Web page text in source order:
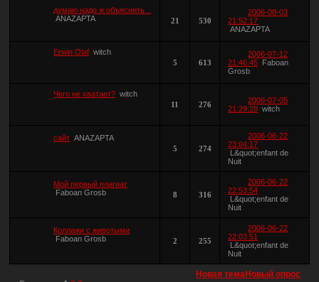
думаю надо ж объяснить...
ANAZAPTA
21 530
2006-08-03
21:52:17
ANAZAPTA
Erwin Olaf witch
5
613
2006-07-12
21:46:45 Faboan
Grosb
Чего не хватает? witch
11
276
2006-07-05
21:29:28 witch
сайт ANAZAPTA
5
274
2006-06-22
23:04:17
L&quot;enfant de
Nuit
Мой первый плагиат
Faboan Grosb
8 316
2006-06-22
22:53:54
L&quot;enfant de
Nuit
Коллажи с животыми
Faboan Grosb
2 255
2006-06-22
22:03:51
L&quot;enfant de
Nuit
Новая темаНовый опрос